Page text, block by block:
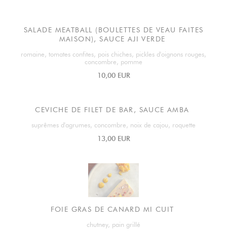
SALADE MEATBALL (BOULETTES DE VEAU FAITES
MAISON), SAUCE AJI VERDE
romaine, tomates confites, pois chiches, pickles d'oignons rouges,
concombre, pomme
10,00 EUR
CEVICHE DE FILET DE BAR, SAUCE AMBA
suprêmes d'agrumes, concombre, noix de cajou, roquette
13,00 EUR
FOIE GRAS DE CANARD MI CUIT
chutney, pain grillé